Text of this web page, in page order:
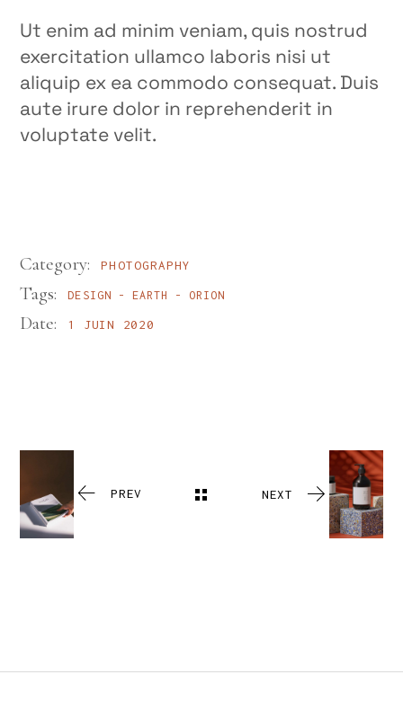
Ut enim ad minim veniam, quis nostrud
exercitation ullamco laboris nisi ut
aliquip ex ea commodo consequat. Duis
aute irure dolor in reprehenderit in
voluptate velit.
Category: PHOTOGRAPHY
Tags: DESIGN EARTH ORION
Date: 1 JUIN 2020
PREV NEXT